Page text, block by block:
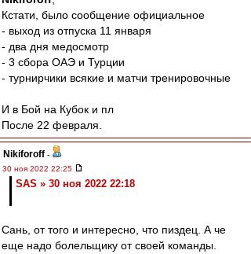
Кстати, было сообщение официальное
- выход из отпуска 11 января
- два дня медосмотр
- 3 сбора ОАЭ и Турции
- турнирчики всякие и матчи тренировочные
И в Бой на Кубок и пл
После 22 февраля.
Nikiforoff -
30 ноя 2022 22:25
SAS » 30 ноя 2022 22:18
Сань, от того и интересно, что пиздец. А че
еще надо болельщику от своей команды.